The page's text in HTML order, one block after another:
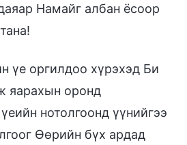
Намайг албан ёсоор
үе оргилдоо хүрэхэд Би
яарахын оронд
нотолгоонд үүнийгээ
Өөрийн бүх ардад